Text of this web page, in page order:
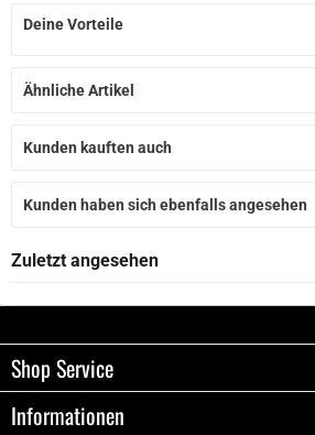
Deine Vorteile
Ähnliche Artikel
Kunden kauften auch
Kunden haben sich ebenfalls angesehen
Zuletzt angesehen
Shop Service
Informationen